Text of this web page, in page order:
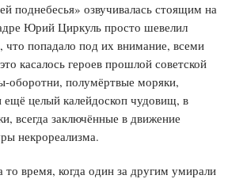
поднебесья» озвучивалась стоящим на
Юрий Циркуль просто шевелил
попадало под их внимание, всеми
касалось героев прошлой советской
оборотни, полумёртвые моряки,
ещё целый калейдоскоп чудовищ, в
всегда заключённые в движение
некрореализма.
время, когда один за другим умирали